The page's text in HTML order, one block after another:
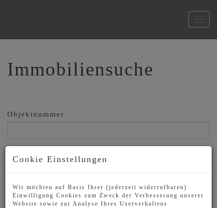
Immobiliensuche
Objektnummer
Objektart
Cookie Einstellungen
Wir möchten auf Basis Ihrer (jederzeit widerrufbaren)
Einwilligung Cookies zum Zweck der Verbesserung unserer
Website sowie zur Analyse Ihres Userverhaltens